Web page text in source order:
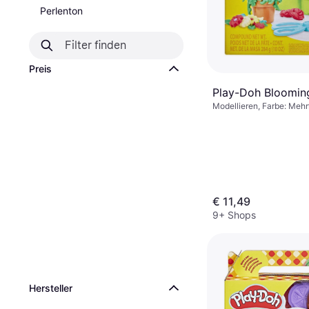
Perlenton
Preis
Hersteller
Play-Doh
Modellieren, Farbe:
€ 11,49
9+ Shops